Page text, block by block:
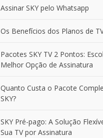
Assinar SKY pelo Whatsapp
Os Benefícios dos Planos de
Pacotes SKY TV 2 Pontos:
Melhor Opção de Assinatura
Quanto Custa o Pacote
SKY?
SKY Pré-pago: A Solução
Sua TV por Assinatura